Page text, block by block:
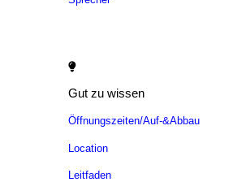
Gut zu wissen
Öffnungszeiten/Auf-&Abbau
Location
Leitfaden